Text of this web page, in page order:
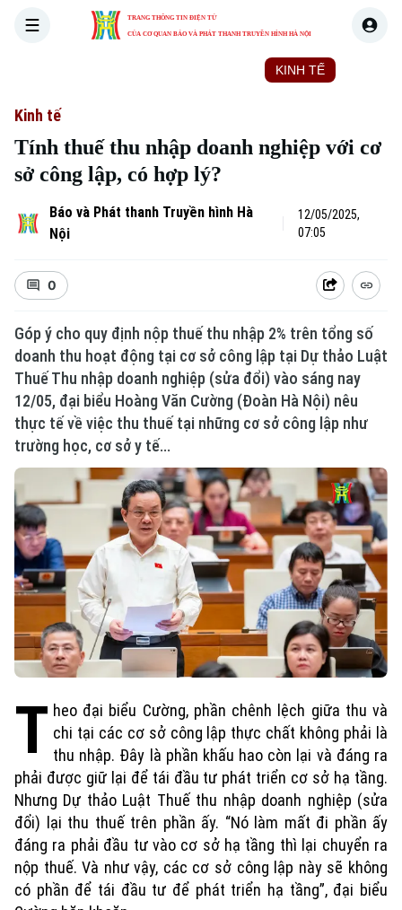
TRANG THÔNG TIN ĐIỆN TỬ
CỦA CƠ QUAN BÁO VÀ PHÁT THANH TRUYỀN HÌNH HÀ NỘI
KINH TẾ
Kinh tế
Tính thuế thu nhập doanh nghiệp với cơ
sở công lập, có hợp lý?
Báo và Phát thanh Truyền hình Hà
Nội
12/05/2025,
07:05
0
Góp ý cho quy định nộp thuế thu nhập 2% trên tổng số
doanh thu hoạt động tại cơ sở công lập tại Dự thảo Luật
Thuế Thu nhập doanh nghiệp (sửa đổi) vào sáng nay
12/05, đại biểu Hoàng Văn Cường (Đoàn Hà Nội) nêu
thực tế về việc thu thuế tại những cơ sở công lập như
trường học, cơ sở y tế...
T heo đại biểu Cường, phần chênh lệch giữa thu và
chi tại các cơ sở công lập thực chất không phải là
thu nhập. Đây là phần khấu hao còn lại và đáng ra
phải được giữ lại để tái đầu tư phát triển cơ sở hạ tầng.
Nhưng Dự thảo Luật Thuế thu nhập doanh nghiệp (sửa
đổi) lại thu thuế trên phần ấy. “Nó làm mất đi phần ấy
đáng ra phải đầu tư vào cơ sở hạ tầng thì lại chuyển ra
nộp thuế. Và như vậy, các cơ sở công lập này sẽ không
có phần để tái đầu tư để phát triển hạ tầng”, đại biểu